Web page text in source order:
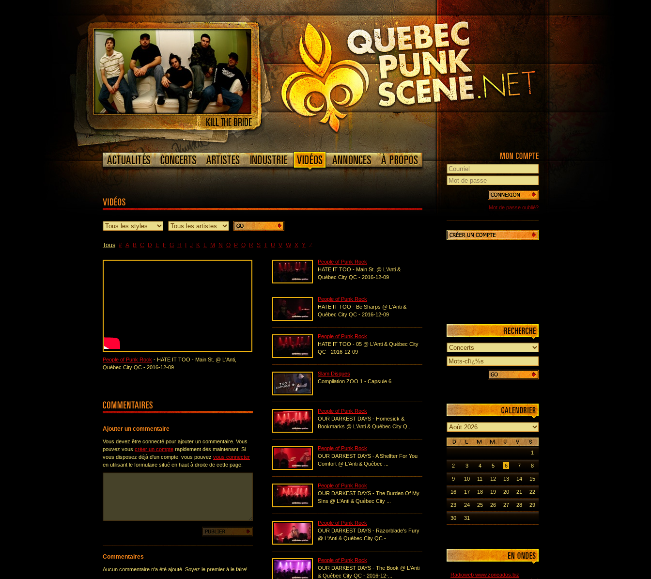
Tous # A B C D E F G H J K L M N O P Q R S T U V W X Y Z
People of Punk Rock - HATE IT TOO - Main St. @ L'Anti,
Québec City QC - 2016-12-09
Ajouter un commentaire
Vous devez être connecté pour ajouter un commentaire. Vous
pouvez vous créer un compte rapidement dès maintenant. Si
vous disposez déjà d'un compte, vous pouvez vous connecter
en utilisant le formulaire situé en haut à droite de cette page.
Commentaires
Aucun commentaire n'a été ajouté. Soyez le premier à le faire!
People of Punk Rock
HATE IT TOO - Main St. @ L'Anti &
Québec City QC - 2016-12-09
People of Punk Rock
HATE IT TOO - Be Sharps @ L'Anti &
Québec City QC - 2016-12-09
People of Punk Rock
HATE IT TOO - 05 @ L'Anti & Québec City
QC - 2016-12-09
Slam Disques
Compilation ZOO 1 - Capsule 6
People of Punk Rock
OUR DARKEST DAYS - Homesick &
Bookmarks @ L'Anti & Québec City Q...
People of Punk Rock
OUR DARKEST DAYS - A Shelfter For You
Comfort @ L'Anti & Québec ...
People of Punk Rock
OUR DARKEST DAYS - The Burden Of My
SIns @ L'Anti & Québec City ...
People of Punk Rock
OUR DARKEST DAYS - Razorblade's Fury
@ L'Anti & Québec City QC -...
People of Punk Rock
OUR DARKEST DAYS - The Book @ L'Anti
& Québec City QC - 2016-12-...
Mot de passe oublié?
1
2 3 4 5 6 7 8
9 10 11 12 13 14 15
16 17 18 19 20 21 22
23 24 25 26 27 28 29
30 31
Radioweb www.zoneados.biz